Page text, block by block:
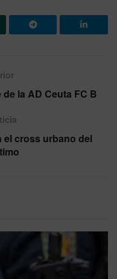
la AD Ceuta FC B
el cross urbano del